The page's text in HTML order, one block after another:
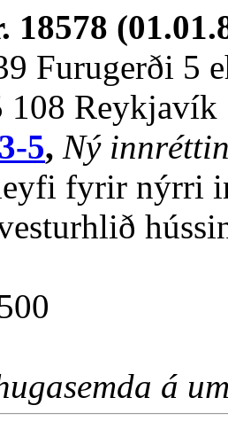
18578
Furugerði 5
108 Reykjavík
5, Ný
fyrir nýrri
á